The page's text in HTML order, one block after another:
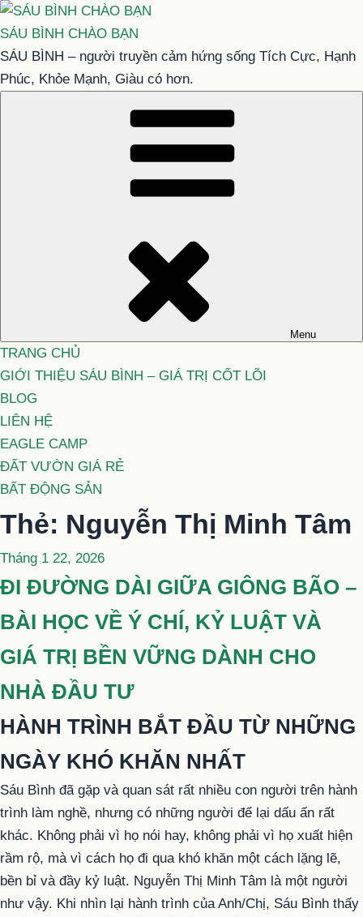
Chuyển
đến
phần
nội
SÁU BÌNH CHÀO BẠN
SÁU BÌNH – người truyền cảm hứng sống Tích Cực, Hạnh
Phúc, Khỏe Mạnh, Giàu có hơn.
Menu
TRANG CHỦ
GIỚI THIỆU SÁU BÌNH – GIÁ TRỊ CỐT LÕI
BLOG
LIÊN HỆ
EAGLE CAMP
ĐẤT VƯỜN GIÁ RẺ
BẤT ĐỘNG SẢN
Thẻ: Nguyễn Thị Minh Tâm
Đăng
trong
Tháng 1 22, 2026
ĐI ĐƯỜNG DÀI GIỮA GIÔNG BÃO –
BÀI HỌC VỀ Ý CHÍ, KỶ LUẬT VÀ
GIÁ TRỊ BỀN VỮNG DÀNH CHO
NHÀ ĐẦU TƯ
HÀNH TRÌNH BẮT ĐẦU TỪ NHỮNG
NGÀY KHÓ KHĂN NHẤT
Sáu Bình đã gặp và quan sát rất nhiều con người trên hành
trình làm nghề, nhưng có những người để lại dấu ấn rất
khác. Không phải vì họ nói hay, không phải vì họ xuất hiện
rầm rộ, mà vì cách họ đi qua khó khăn một cách lặng lẽ,
bền bỉ và đầy kỷ luật. Nguyễn Thị Minh Tâm là một người
như vậy. Khi nhìn lại hành trình của Anh/Chị, Sáu Bình thấy